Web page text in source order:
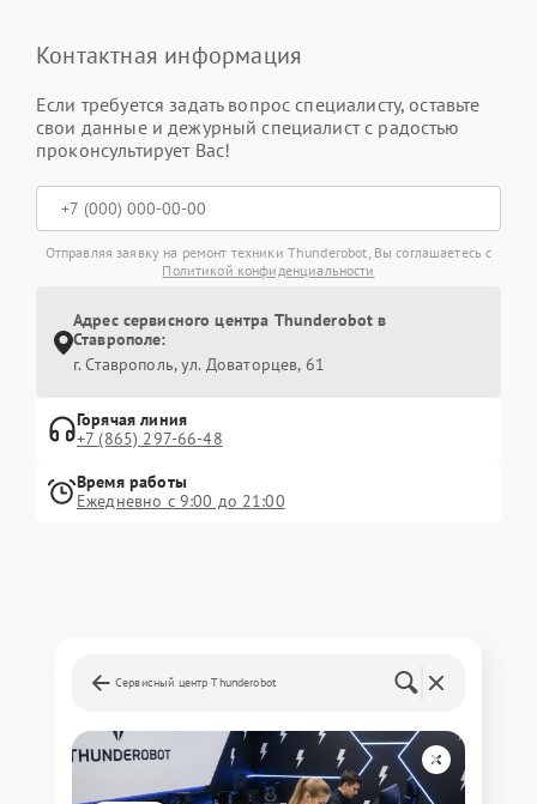
Контактная информация
Если требуется задать вопрос специалисту, оставьте
свои данные и дежурный специалист с радостью
проконсультирует Вас!
Отправляя заявку на ремонт техники Thunderobot, Вы соглашаетесь с
Политикой конфиденциальности
Адрес сервисного центра Thunderobot в
Ставрополе:
г. Ставрополь, ул. Доваторцев, 61
Горячая линия
+7 (865) 297-66-48
Время работы
Ежедневно с 9:00 до 21:00
Сервисный центр Thunderobot